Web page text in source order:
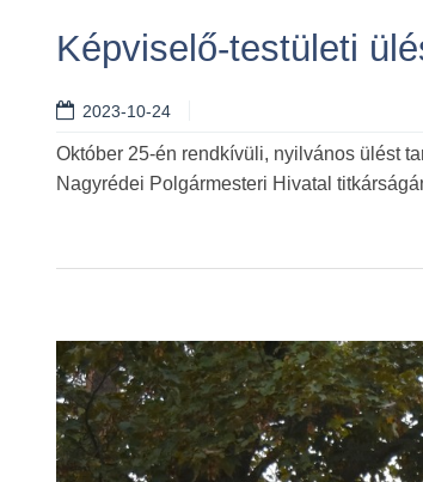
Képviselő-testületi
2023-10-24
Október 25-én rendkívüli, nyilvános ülést
Nagyrédei Polgármesteri Hivatal